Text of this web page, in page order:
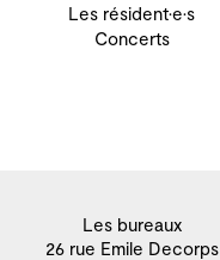
Les résident·e·s
Concerts
Les bureaux
26 rue Emile Decorps